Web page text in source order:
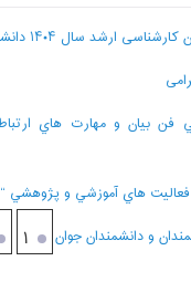
سال ۱۴۰۴ دانشگاه حکیم سبزواری
فعاليت هاي آموزشي و پژوهشي “
و دانشمندان جوان
۱